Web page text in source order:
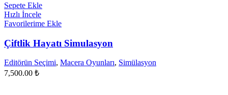
Sepete Ekle
Hızlı İncele
Favorilerime Ekle
Çiftlik Hayatı Simulasyon
Editörün Seçimi, Macera Oyunları, Simülasyon
7,500.00 ₺